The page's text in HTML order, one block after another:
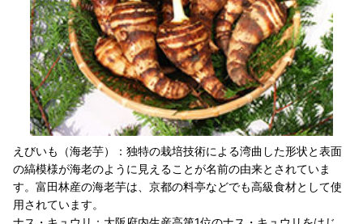
えびいも（海老芋）：独特の栽培技術による湾曲した形状と表面
の縞模様が海老のように見えることが名前の由来とされていま
す。富田林産の海老芋は、京都の料亭などでも高級食材として使
用されています。